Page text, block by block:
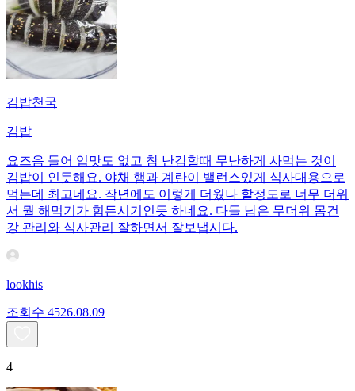
김밥천국
김밥
요즈음 들어 입맛도 없고 참 난감할때 무난하게 사먹는 것이
김밥이 인듯해요. 야채 햄과 계란이 밸런스있게 식사대용으로
먹는데 최고네요. 작년에도 이렇게 더웠나 할정도로 너무 더워
서 뭘 해먹기가 힘든시기인듯 하네요. 다들 남은 무더위 몸건
강 관리와 식사관리 잘하면서 잘보냅시다.
lookhis
조회수 4526.08.09
4